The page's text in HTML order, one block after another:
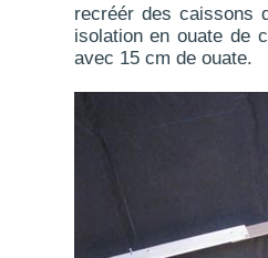
recréér des caissons
isolation en ouate de
avec 15 cm de ouate.